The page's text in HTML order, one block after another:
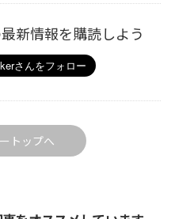
新情報を購読しよう
トップへ